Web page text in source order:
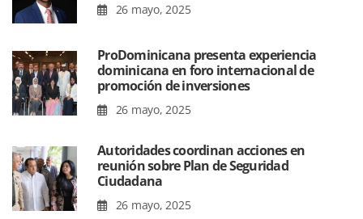
26 mayo, 2025
ProDominicana presenta experiencia
dominicana en foro internacional de
promoción de inversiones
26 mayo, 2025
Autoridades coordinan acciones en
reunión sobre Plan de Seguridad
Ciudadana
26 mayo, 2025